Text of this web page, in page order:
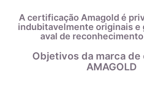
A certificação Amagold é
indubitavelmente originais e
aval de
Objetivos da marca de
AMAGOLD